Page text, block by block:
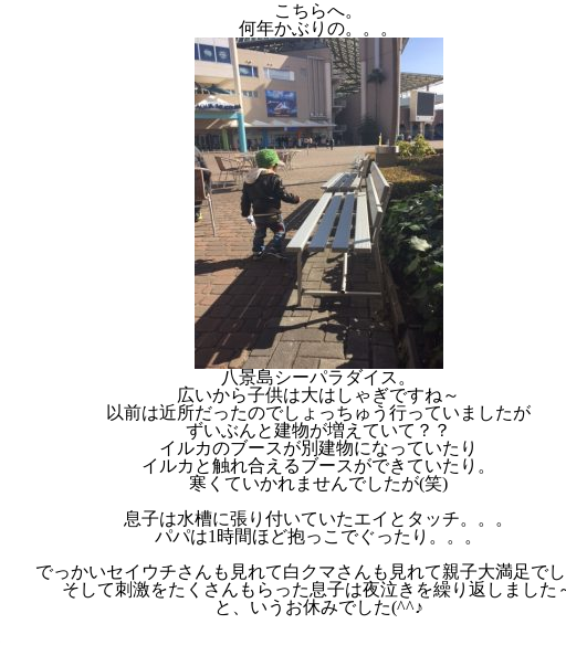
こちらへ。
何年かぶりの。。。
八景島シーパラダイス。
広いから子供は大はしゃぎですね～
以前は近所だったのでしょっちゅう行っていましたが
ずいぶんと建物が増えていて？？
イルカのブースが別建物になっていたり
イルカと触れ合えるブースができていたり。
寒くていかれませんでしたが(笑)
息子は水槽に張り付いていたエイとタッチ。。。
パパは1時間ほど抱っこでぐったり。。。
でっかいセイウチさんも見れて白クマさんも見れて親子大満足で
そして刺激をたくさんもらった息子は夜泣きを繰り返しました
と、いうお休みでした(^^♪